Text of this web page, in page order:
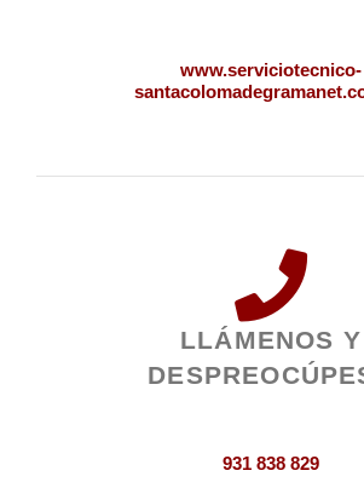
www.serviciotecnico-
LLÁMENOS Y
931 838 829